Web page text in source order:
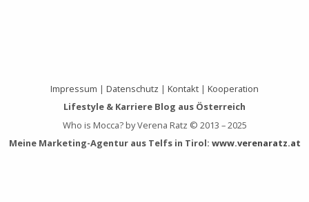
Impressum | Datenschutz | Kontakt | Kooperation
Lifestyle & Karriere Blog aus Österreich
Who is Mocca? by Verena Ratz © 2013 – 2025
Meine Marketing-Agentur aus Telfs in Tirol: www.verenaratz.at